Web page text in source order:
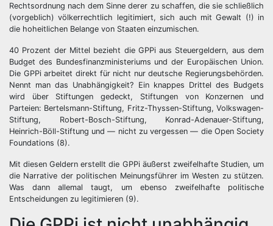
Rechtsordnung nach dem Sinne derer zu schaffen, die sie schließlich
(vorgeblich) völkerrechtlich legitimiert, sich auch mit Gewalt (!) in
die hoheitlichen Belange von Staaten einzumischen.
40 Prozent der Mittel bezieht die GPPi aus Steuergeldern, aus dem
Budget des Bundesfinanzministeriums und der Europäischen Union.
Die GPPi arbeitet direkt für nicht nur deutsche Regierungsbehörden.
Nennt man das Unabhängigkeit? Ein knappes Drittel des Budgets
wird über Stiftungen gedeckt, Stiftungen von Konzernen und
Parteien: Bertelsmann-Stiftung, Fritz-Thyssen-Stiftung, Volkswagen-
Stiftung, Robert-Bosch-Stiftung, Konrad-Adenauer-Stiftung,
Heinrich-Böll-Stiftung und — nicht zu vergessen — die Open Society
Foundations (8).
Mit diesen Geldern erstellt die GPPi äußerst zweifelhafte Studien, um
die Narrative der politischen Meinungsführer im Westen zu stützen.
Was dann allemal taugt, um ebenso zweifelhafte politische
Entscheidungen zu legitimieren (9).